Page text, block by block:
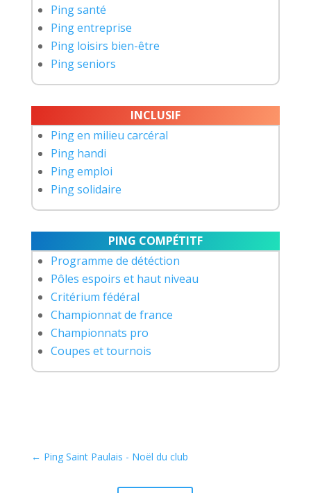
Ping santé
Ping entreprise
Ping loisirs bien-être
Ping seniors
INCLUSIF
Ping en milieu carcéral
Ping handi
Ping emploi
Ping solidaire
PING COMPÉTITF
Programme de détéction
Pôles espoirs et haut niveau
Critérium fédéral
Championnat de france
Championnats pro
Coupes et tournois
← Ping Saint Paulais - Noël du club